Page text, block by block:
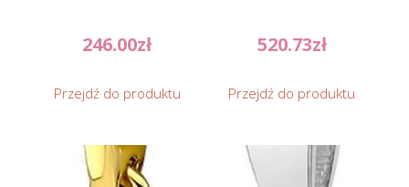
246.00zł
Przejdź do produktu
520.73zł
Przejdź do produktu